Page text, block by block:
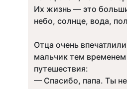
Их жизнь — это
небо, солнце, вода,
Отца очень
мальчик тем временем
путешествия:
— Спасибо, папа. Ты